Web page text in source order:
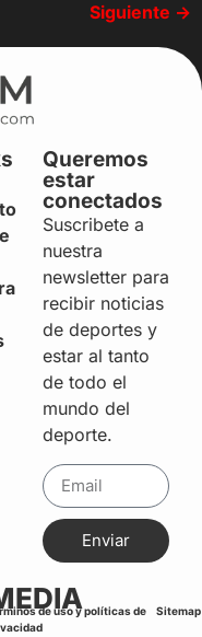
Siguiente →
Queremos
estar
conectados
Suscribete a
nuestra
newsletter para
recibir noticias
de deportes y
estar al tanto
de todo el
mundo del
deporte.
Enviar
de uso y políticas de
Sitemap